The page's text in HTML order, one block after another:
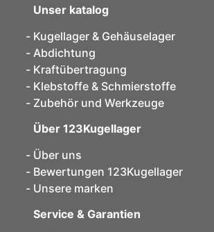
Unser katalog
Kugellager & Gehäuselager
Abdichtung
Kraftübertragung
Klebstoffe & Schmierstoffe
Zubehör und Werkzeuge
Über 123Kugellager
Über uns
Bewertungen 123Kugellager
Unsere marken
Service & Garantien